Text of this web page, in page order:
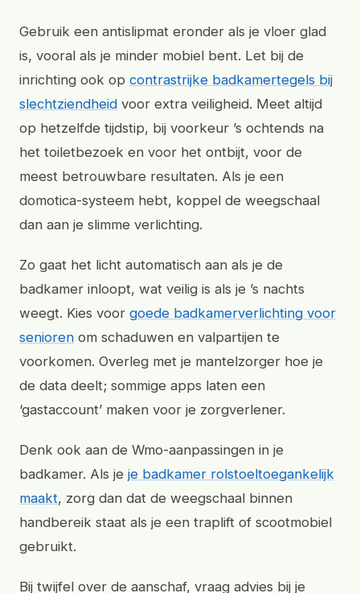
Gebruik een antislipmat eronder als je vloer glad
is, vooral als je minder mobiel bent. Let bij de
inrichting ook op contrastrijke badkamertegels bij
slechtziendheid voor extra veiligheid. Meet altijd
op hetzelfde tijdstip, bij voorkeur ’s ochtends na
het toiletbezoek en voor het ontbijt, voor de
meest betrouwbare resultaten. Als je een
domotica-systeem hebt, koppel de weegschaal
dan aan je slimme verlichting.
Zo gaat het licht automatisch aan als je de
badkamer inloopt, wat veilig is als je ’s nachts
weegt. Kies voor goede badkamerverlichting voor
senioren om schaduwen en valpartijen te
voorkomen. Overleg met je mantelzorger hoe je
de data deelt; sommige apps laten een
‘gastaccount’ maken voor je zorgverlener.
Denk ook aan de Wmo-aanpassingen in je
badkamer. Als je je badkamer rolstoeltoegankelijk
maakt, zorg dan dat de weegschaal binnen
handbereik staat als je een traplift of scootmobiel
gebruikt.
Bij twijfel over de aanschaf, vraag advies bij je